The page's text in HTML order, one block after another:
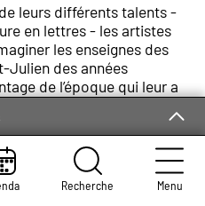
Recherche Menu
leurs différents talents -
en lettres - les artistes
les enseignes des
Julien des années
de l’époque qui leur a
et des numéros de rue.
d’une quinzaine de noms
la rue, dans l’ordre
mélange de polices rétro